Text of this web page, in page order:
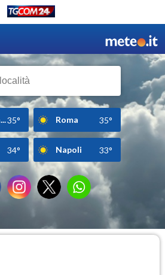
35° Roma 35°
34° Napoli 33°